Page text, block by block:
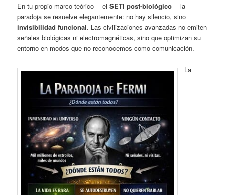
En tu propio marco teórico —elSETI post‑biológico— la
paradoja se resuelve elegantemente: no hay silencio, sino
invisibilidad funcional. Las civilizaciones avanzadas no emiten
señales biológicas ni electromagnéticas, sino que optimizan su
entorno en modos que no reconocemos como comunicación.
La